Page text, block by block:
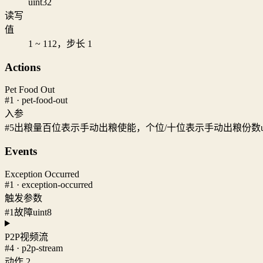
读写
值
1 ~ 112，步长 1
Actions
Pet Food Out
#1 · pet-food-out
入参
#5出粮量百位表示手动出粮使能，个位/十位表示手动出粮份数
Events
Exception Occurred
#1 · exception-occurred
触发参数
#1故障uint8
P2P视频流
#4 · p2p-stream